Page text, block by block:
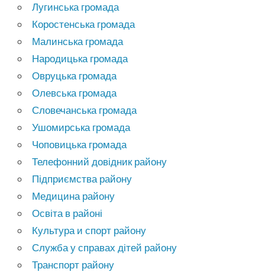
Лугинська громада
Коростенська громада
Малинська громада
Народицька громада
Овруцька громада
Олевська громада
Словечанська громада
Ушомирська громада
Чоповицька громада
Телефонний довідник району
Підприємства району
Медицина району
Освіта в районі
Культура и спорт району
Служба у справах дітей району
Транспорт району